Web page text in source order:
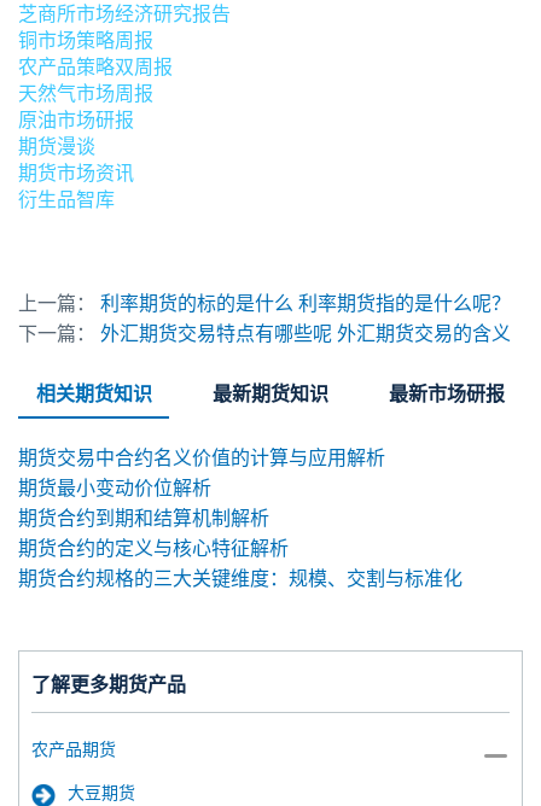
了解更多期货产品
农产品期货
大豆期货
芝商所市场经济研究报告
铜市场策略周报
农产品策略双周报
天然气市场周报
原油市场研报
期货漫谈
期货市场资讯
衍生品智库
上一篇：
利率期货的标的是什么 利率期货指的是什么呢？
下一篇：
外汇期货交易特点有哪些呢 外汇期货交易的含义
相关期货知识 最新期货知识 最新市场研报
期货交易中合约名义价值的计算与应用解析
期货最小变动价位解析
期货合约到期和结算机制解析
期货合约的定义与核心特征解析
期货合约规格的三大关键维度：规模、交割与标准化